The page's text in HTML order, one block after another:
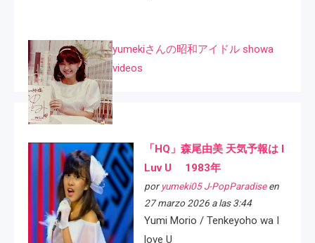
yumekiさんの昭和アイドル showa
videos
「HQ」森尾由美 天気予報は I
Luv U 1983年
por yumeki05 J-PopParadiseen
27 marzo 2026 a las 3:44
Yumi Morio / Tenkeyoho wa I
love U